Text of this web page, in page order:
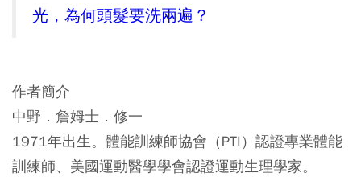
光，為何頭髮要洗兩遍？
作者簡介
中野．詹姆士．修一
1971年出生。體能訓練師協會（PTI）認證專業體能
訓練師、美國運動醫學學會認證運動生理學家。